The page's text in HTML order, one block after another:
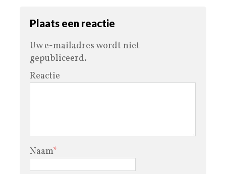
Plaats een reactie
Uw e-mailadres wordt niet
gepubliceerd.
Reactie
Naam*